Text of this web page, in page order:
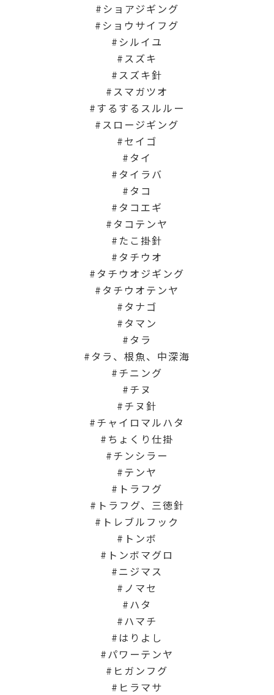
ショアジギング
ショウサイフグ
シルイユ
スズキ
スズキ針
スマガツオ
するするスルルー
スロージギング
セイゴ
タイ
タイラバ
タコ
タコエギ
タコテンヤ
たこ掛針
タチウオ
タチウオジギング
タチウオテンヤ
タナゴ
タマン
タラ
タラ、根魚、中深海
チニング
チヌ
チヌ針
チャイロマルハタ
ちょくり仕掛
チンシラー
テンヤ
トラフグ
トラフグ、三徳針
トレブルフック
トンボ
トンボマグロ
ニジマス
ノマセ
ハタ
ハマチ
はりよし
パワーテンヤ
ヒガンフグ
ヒラマサ